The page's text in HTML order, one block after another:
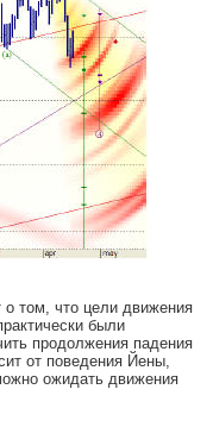
том, что цели движения
были
продолжения падения
от поведения Йены,
ожидать движения